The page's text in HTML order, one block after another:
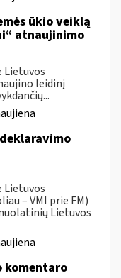
ūkio veiklą
atnaujinimo
Lietuvos
leidinį
Lietuvos
– VMI prie FM)
Lietuvos
komentaro